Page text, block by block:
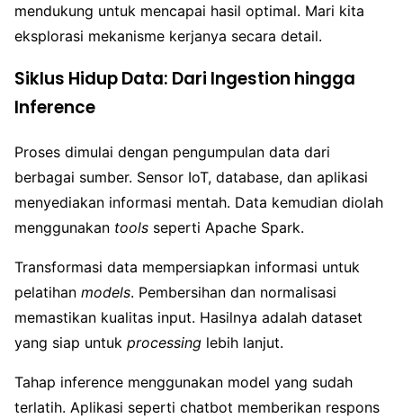
mendukung untuk mencapai hasil optimal. Mari kita
eksplorasi mekanisme kerjanya secara detail.
Siklus Hidup Data: Dari Ingestion hingga
Inference
Proses dimulai dengan pengumpulan data dari
berbagai sumber. Sensor IoT, database, dan aplikasi
menyediakan informasi mentah. Data kemudian diolah
menggunakan tools seperti Apache Spark.
Transformasi data mempersiapkan informasi untuk
pelatihan models. Pembersihan dan normalisasi
memastikan kualitas input. Hasilnya adalah dataset
yang siap untuk processing lebih lanjut.
Tahap inference menggunakan model yang sudah
terlatih. Aplikasi seperti chatbot memberikan respons